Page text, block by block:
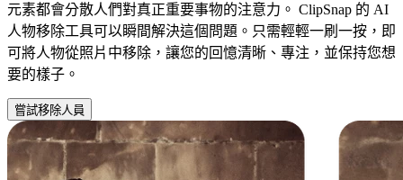
元素都會分散人們對真正重要事物的注意力。 ClipSnap 的 AI
人物移除工具可以瞬間解決這個問題。只需輕輕一刷一按，即
可將人物從照片中移除，讓您的回憶清晰、專注，並保持您想
要的樣子。
嘗試移除人員